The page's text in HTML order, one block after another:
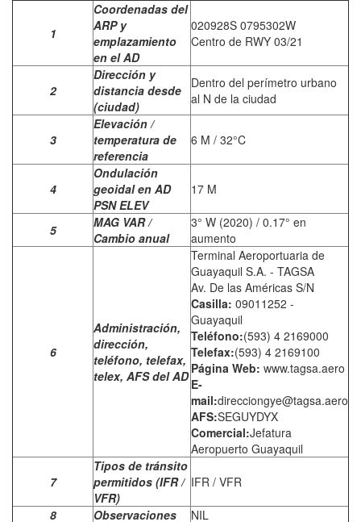
1
Coordenadas del
ARP y
emplazamiento
en el AD
020928S 0795302W
Centro de RWY 03/21
2
Dirección y
distancia desde
(ciudad)
Dentro del perímetro urbano
al N de la ciudad
3
Elevación /
temperatura de
referencia
6 M / 32°C
4
Ondulación
geoidal en AD
PSN ELEV
17 M
5
MAG VAR /
Cambio anual
3° W (2020) / 0.17° en
aumento
6
Administración,
dirección,
teléfono, telefax,
telex, AFS del AD
Terminal Aeroportuaria de
Guayaquil S.A. - TAGSA
Av. De las Américas S/N
Casilla: 09011252 -
Guayaquil
Teléfono:(593) 4 2169000
Telefax:(593) 4 2169100
Página Web: www.tagsa.aero
E-
mail:direcciongye@tagsa.aero
AFS:SEGUYDYX
Comercial:Jefatura
Aeropuerto Guayaquil
7
Tipos de tránsito
permitidos (IFR /
VFR)
IFR / VFR
8 Observaciones NIL